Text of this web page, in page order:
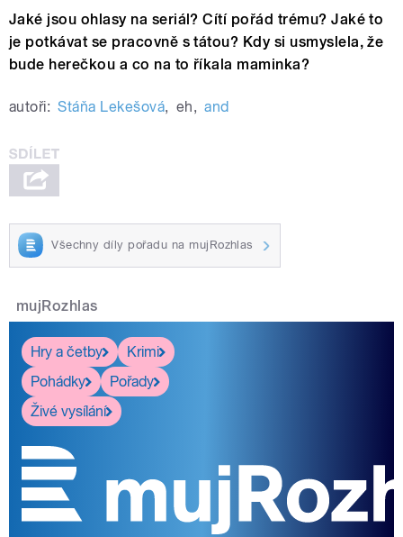
Jaké jsou ohlasy na seriál? Cítí pořád trému? Jaké to
je potkávat se pracovně s tátou? Kdy si usmyslela, že
bude herečkou a co na to říkala maminka?
autoři: Stáňa Lekešová, eh, and
Všechny díly pořadu na mujRozhlas
mujRozhlas
Hry a četby
Krimi
Pohádky
Pořady
Živé vysílání